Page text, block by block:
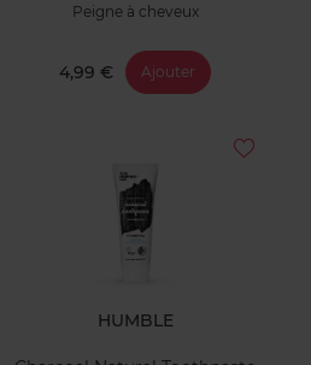
Peigne à cheveux
4,99 € Ajouter
HUMBLE